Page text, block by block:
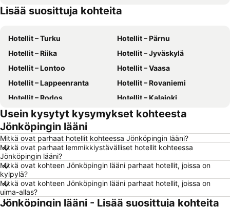
Hotellit – Gran Canaria
Hotellit – Kreikka
Lisää suosittuja kohteita
Hotellit – Turku
Hotellit – Pärnu
Hotellit – Riika
Hotellit – Jyväskylä
Hotellit – Lontoo
Hotellit – Vaasa
Hotellit – Lappeenranta
Hotellit – Rovaniemi
Hotellit – Rodos
Hotellit – Kalajoki
Hotellit – Alanya
Hotellit – Joensuu
Hotellit – Fuengirola
Hotellit – Savonlinna
Hotellit – Gdańsk
Hotellit – Lahti
Hotellit – Seinäjoki
Hotellit – Rodos Saari
Hotellit – Malta
Hotellit – Aurinkorannikko
Hotellit – Teneriffa
Hotellit – Gardajärvi
Usein kysytyt kysymykset kohteesta
Jönköpingin lääni
Mitkä ovat parhaat hotellit kohteessa Jönköpingin lääni?
Mitkä ovat parhaat lemmikkiystävälliset hotellit kohteessa
Jönköpingin lääni?
Mitkä ovat kohteen Jönköpingin lääni parhaat hotellit, joissa on
kylpylä?
Mitkä ovat kohteen Jönköpingin lääni parhaat hotellit, joissa on
uima-allas?
Jönköpingin lääni - Lisää suosittuja kohteita